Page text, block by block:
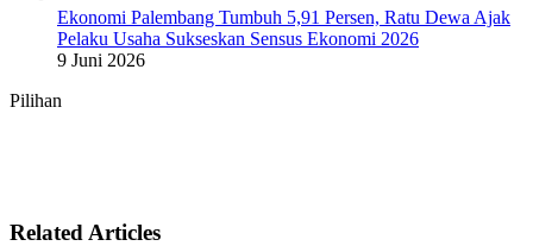
Ekonomi Palembang Tumbuh 5,91 Persen, Ratu Dewa Ajak
Pelaku Usaha Sukseskan Sensus Ekonomi 2026
9 Juni 2026
Pilihan
Related Articles